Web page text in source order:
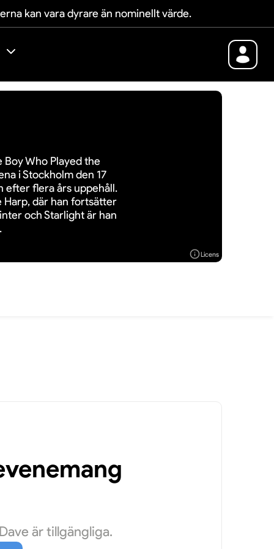
kan vara dyrare än nominellt värde.
Who Played the
i Stockholm den 17
efter flera års uppehåll.
Harp, där han fortsätter
och Starlight är han
Licens
är tillgängliga.